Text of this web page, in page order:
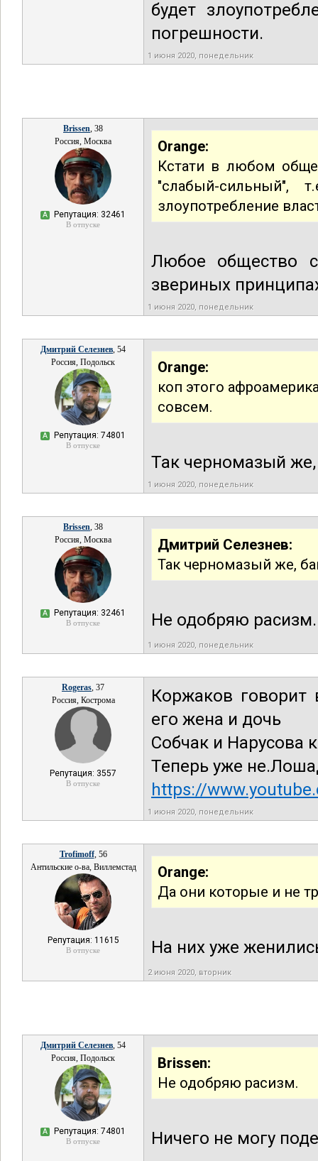
будет
погрешности.
1 июня 2020, понедельник
Brissen, 38
Россия, Москва
А Репутация: 32461
В отпуске
Orange:
Кстати в любом
"слабый-сильный",
злоупотребление
Любое общество
звериных
1 июня 2020, понедельник
Дмитрий Селезнев, 54
Россия, Подольск
А Репутация: 74801
В отпуске
Orange:
коп этого
совсем.
Так черномазый
1 июня 2020, понедельник
Brissen, 38
Россия, Москва
А Репутация: 32461
В отпуске
Дмитрий Селезнев:
Так черномазый же,
Не одобряю расизм.
1 июня 2020, понедельник
Rogeras, 37
Россия, Кострома
Репутация: 3557
В отпуске
Коржаков
его жена и дочь
Собчак и Нарусова
Теперь уже
https://
1 июня 2020, понедельник
Trofimoff, 56
Антильские о-ва, Виллемстад
Репутация: 11615
В отпуске
Orange:
Да они которые и не
На них уже
2 июня 2020, вторник
Дмитрий Селезнев, 54
Россия, Подольск
А Репутация: 74801
В отпуске
Brissen:
Не одобряю расизм.
Ничего не могу